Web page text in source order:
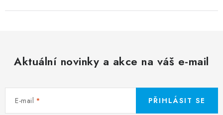
Aktuální novinky a akce na váš e-mail
E-mail PŘIHLÁSIT SE